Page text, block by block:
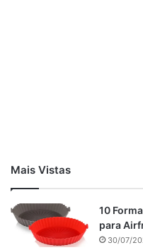
Pavê maravilhoso.
Sorvete com Brigadeiro
Mexa para incorporar
o fermento e prontinho.
Mais Vistas
10
para
30/07/